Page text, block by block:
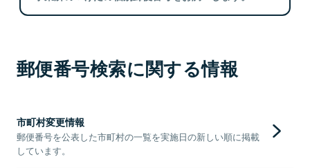
郵便番号検索に関する情報
市町村変更情報
郵便番号を公表した市町村の一覧を実施日の新しい順に掲載
しています。